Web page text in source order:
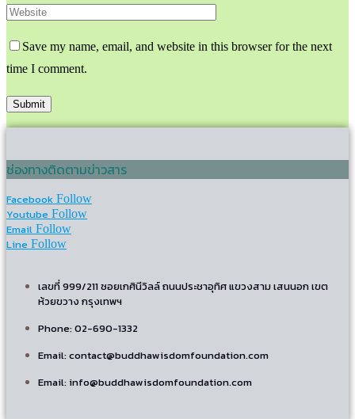
Save my name, email, and website in this browser for the next
time I comment.
ช่องทางติดตามข่าวสาร
Facebook Follow
Youtube Follow
Email Follow
Line Follow
เลขที่ 999/211 ซอยเกศินีวิลล์ ถนนประชาอุทิศ แขวงสาม เสนนอก เขต
ห้วยขวาง กรุงเทพฯ
Phone: 02-690-1332
Email: contact@buddhawisdomfoundation.com
Email: info@buddhawisdomfoundation.com